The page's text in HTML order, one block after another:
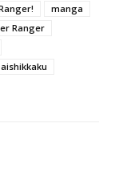
manga
Ranger